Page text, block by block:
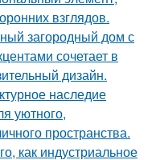
взглядов.
загородный дом с
сочетает в
дизайн.
наследие
уютного,
пространства.
как индустриальное